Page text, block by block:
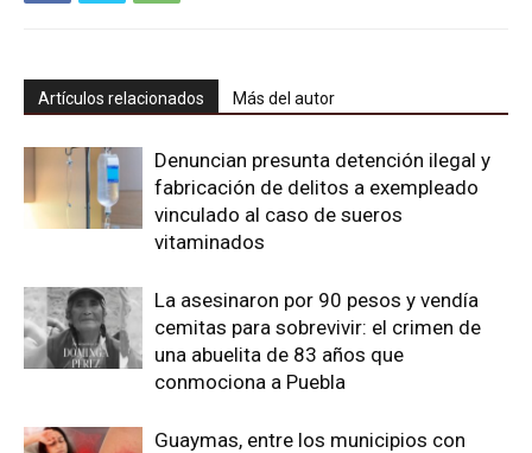
Artículos relacionados Más del autor
Denuncian presunta detención ilegal y
fabricación de delitos a exempleado
vinculado al caso de sueros
vitaminados
La asesinaron por 90 pesos y vendía
cemitas para sobrevivir: el crimen de
una abuelita de 83 años que
conmociona a Puebla
Guaymas, entre los municipios con